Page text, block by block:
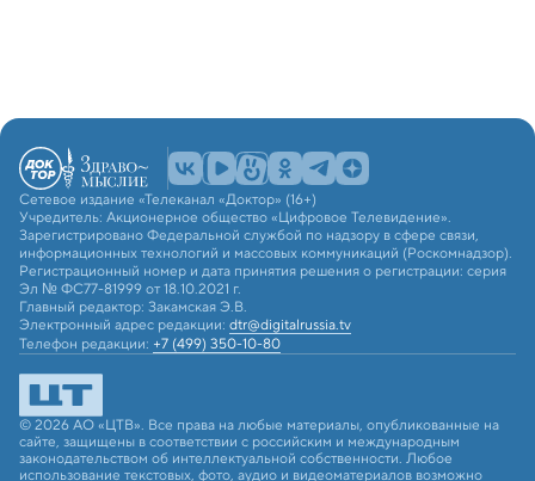
Сетевое издание «Телеканал «Доктор» (16+)
Учредитель: Акционерное общество «Цифровое Телевидение».
Зарегистрировано Федеральной службой по надзору в сфере связи,
информационных технологий и массовых коммуникаций (Роскомнадзор).
Регистрационный номер и дата принятия решения о регистрации: серия
Эл № ФС77-81999 от 18.10.2021 г.
Главный редактор: Закамская Э.В.
Электронный адрес редакции: dtr@digitalrussia.tv
Телефон редакции: +7 (499) 350-10-80
© 2026 АО «ЦТВ». Все права на любые материалы, опубликованные на
сайте, защищены в соответствии с российским и международным
законодательством об интеллектуальной собственности. Любое
использование текстовых, фото, аудио и видеоматериалов возможно